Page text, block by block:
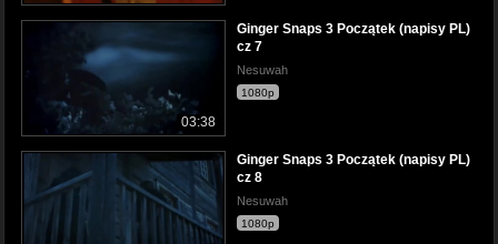
03:38
Ginger Snaps 3 Początek (napisy PL)
cz 7
Nesuwah
1080p
Ginger Snaps 3 Początek (napisy PL)
cz 8
Nesuwah
1080p